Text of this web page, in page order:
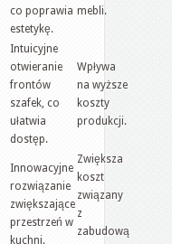
co poprawia
estetykę.
mebli.
Intuicyjne
otwieranie
frontów
szafek, co
ułatwia
dostęp.
Wpływa
na wyższe
koszty
produkcji.
Innowacyjne
rozwiązanie
zwiększające
przestrzeń w
kuchni.
Zwiększa
koszt
związany
z
zabudową